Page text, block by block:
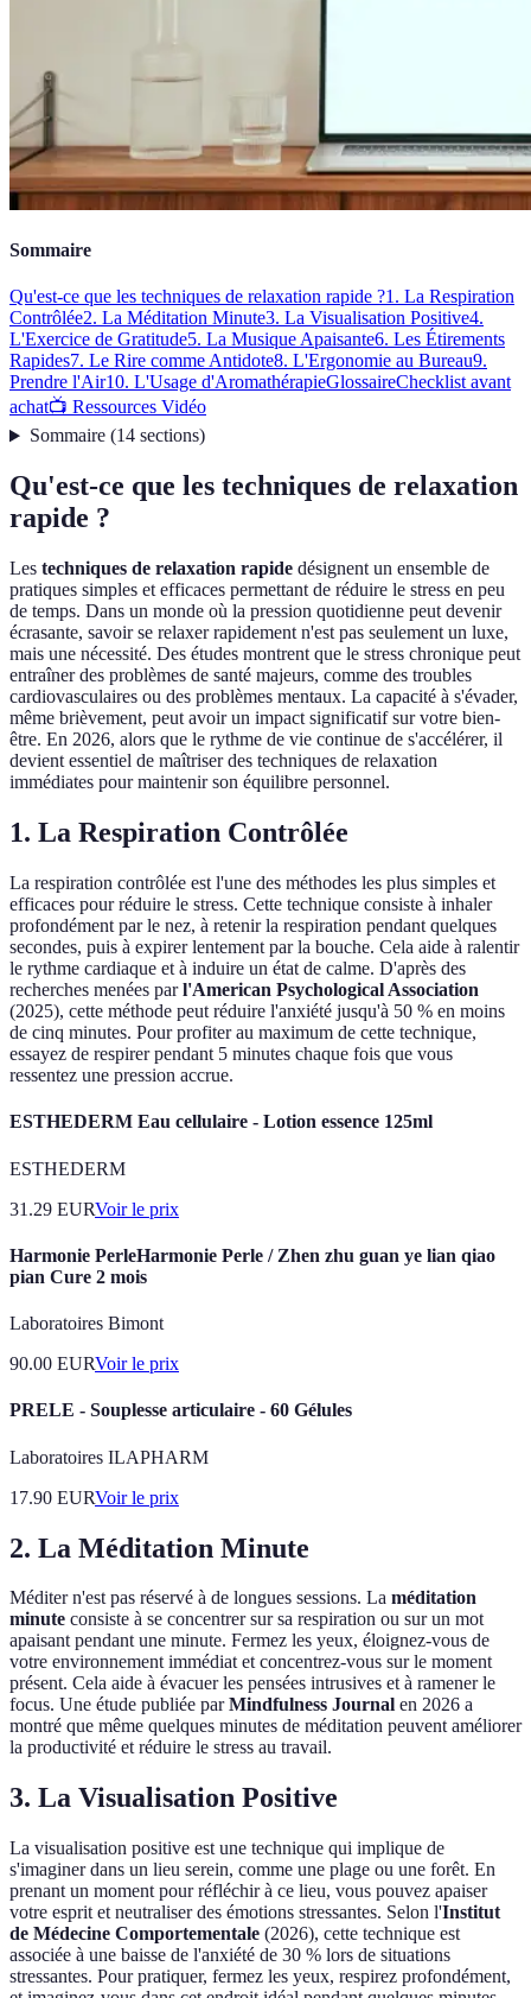
Sommaire
Qu'est-ce que les techniques de relaxation rapide ?1. La Respiration
Contrôlée2. La Méditation Minute3. La Visualisation Positive4.
L'Exercice de Gratitude5. La Musique Apaisante6. Les Étirements
Rapides7. Le Rire comme Antidote8. L'Ergonomie au Bureau9.
Prendre l'Air10. L'Usage d'AromathérapieGlossaireChecklist avant
achat📺 Ressources Vidéo
Sommaire(14 sections)
Qu'est-ce que les techniques de relaxation
rapide ?
Les techniques de relaxation rapide désignent un ensemble de
pratiques simples et efficaces permettant de réduire le stress en peu
de temps. Dans un monde où la pression quotidienne peut devenir
écrasante, savoir se relaxer rapidement n'est pas seulement un luxe,
mais une nécessité. Des études montrent que le stress chronique peut
entraîner des problèmes de santé majeurs, comme des troubles
cardiovasculaires ou des problèmes mentaux. La capacité à s'évader,
même brièvement, peut avoir un impact significatif sur votre bien-
être. En 2026, alors que le rythme de vie continue de s'accélérer, il
devient essentiel de maîtriser des techniques de relaxation
immédiates pour maintenir son équilibre personnel.
1. La Respiration Contrôlée
La respiration contrôlée est l'une des méthodes les plus simples et
efficaces pour réduire le stress. Cette technique consiste à inhaler
profondément par le nez, à retenir la respiration pendant quelques
secondes, puis à expirer lentement par la bouche. Cela aide à ralentir
le rythme cardiaque et à induire un état de calme. D'après des
recherches menées parl'American Psychological Association
(2025), cette méthode peut réduire l'anxiété jusqu'à 50 % en moins
de cinq minutes. Pour profiter au maximum de cette technique,
essayez de respirer pendant 5 minutes chaque fois que vous
ressentez une pression accrue.
ESTHEDERM Eau cellulaire - Lotion essence 125ml
ESTHEDERM
31.29 EURVoir le prix
Harmonie PerleHarmonie Perle / Zhen zhu guan ye lian qiao
pian Cure 2 mois
Laboratoires Bimont
90.00 EURVoir le prix
PRELE - Souplesse articulaire - 60 Gélules
Laboratoires ILAPHARM
17.90 EURVoir le prix
2. La Méditation Minute
Méditer n'est pas réservé à de longues sessions. La méditation
minute consiste à se concentrer sur sa respiration ou sur un mot
apaisant pendant une minute. Fermez les yeux, éloignez-vous de
votre environnement immédiat et concentrez-vous sur le moment
présent. Cela aide à évacuer les pensées intrusives et à ramener le
focus. Une étude publiée parMindfulness Journal en 2026 a
montré que même quelques minutes de méditation peuvent améliorer
la productivité et réduire le stress au travail.
3. La Visualisation Positive
La visualisation positive est une technique qui implique de
s'imaginer dans un lieu serein, comme une plage ou une forêt. En
prenant un moment pour réfléchir à ce lieu, vous pouvez apaiser
votre esprit et neutraliser des émotions stressantes. Selon l'Institut
de Médecine Comportementale (2026), cette technique est
associée à une baisse de l'anxiété de 30 % lors de situations
stressantes. Pour pratiquer, fermez les yeux, respirez profondément,